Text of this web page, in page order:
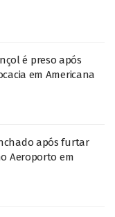
é preso após
em Americana
após furtar
Aeroporto em